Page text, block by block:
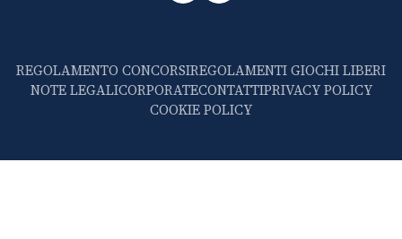
REGOLAMENTO CONCORSIREGOLAMENTI GIOCHI LIBERI
NOTE LEGALICORPORATECONTATTIPRIVACY POLICY
COOKIE POLICY